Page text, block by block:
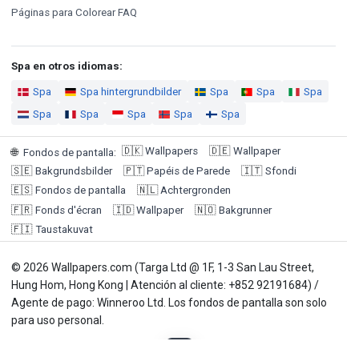
Páginas para Colorear FAQ
Spa en otros idiomas:
Spa Spa hintergrundbilder Spa Spa
Spa
Spa
Spa Spa Spa Spa
🌐 Fondos de pantalla: 🇩🇰 Wallpapers 🇩🇪 Wallpaper
🇸🇪 Bakgrundsbilder 🇵🇹 Papéis de Parede 🇮🇹 Sfondi
🇪🇸 Fondos de pantalla 🇳🇱 Achtergronden
🇫🇷 Fonds d'écran 🇮🇩 Wallpaper 🇳🇴 Bakgrunner
🇫🇮 Taustakuvat
© 2026 Wallpapers.com (Targa Ltd @ 1F, 1-3 San Lau Street,
Hung Hom, Hong Kong | Atención al cliente: +852 92191684) /
Agente de pago: Winneroo Ltd. Los fondos de pantalla son solo
para uso personal.